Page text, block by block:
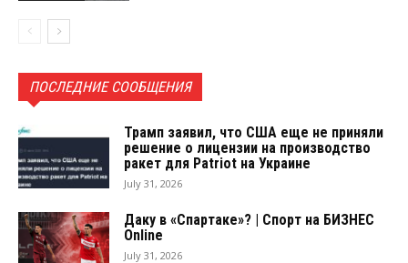
ПОСЛЕДНИЕ СООБЩЕНИЯ
Трамп заявил, что США еще не приняли
решение о лицензии на производство
ракет для Patriot на Украине
July 31, 2026
Даку в «Спартаке»? | Спорт на БИЗНЕС
Online
July 31, 2026